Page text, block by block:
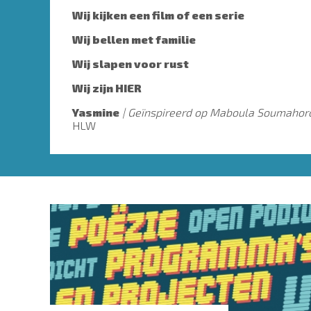
Wij kijken een film of een serie
Wij bellen met familie
Wij slapen voor rust
Wij zijn HIER
Yasmine
Geïnspireerd op Maboula
HLW